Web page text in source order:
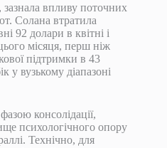
зазнала впливу поточних
Солана втратила
92 долари в квітні і
місяця, перш ніж
підтримки в 43
у вузькому діапазоні
консолідації,
психологічного опору
Технічно, для